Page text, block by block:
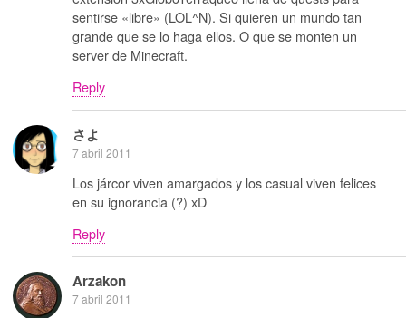
sentirse «libre» (LOL^N). Si quieren un mundo tan
grande que se lo haga ellos. O que se monten un
server de Minecraft.
Reply
さよ
7 abril 2011
Los járcor viven amargados y los casual viven felices
en su ignorancia (?) xD
Reply
Arzakon
7 abril 2011